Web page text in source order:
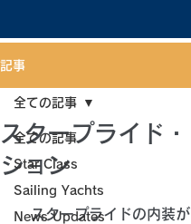
記事
全ての記事
Star Class
Sailing Yachts
News Updates
全ての記事
スタープライド
ション
スタープライドの内装が